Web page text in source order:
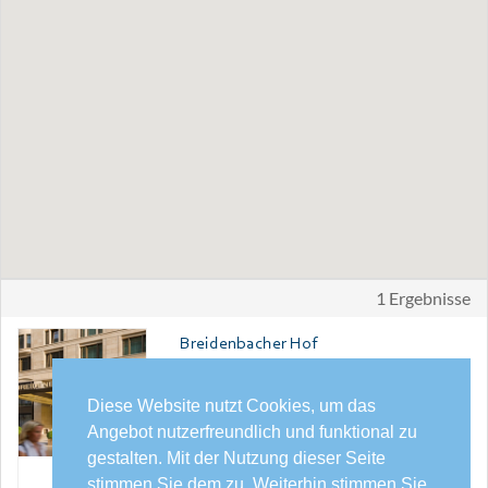
Diese Website nutzt Cookies, um das
Angebot nutzerfreundlich und funktional zu
gestalten. Mit der Nutzung dieser Seite
1 Ergebnisse
Breidenbacher Hof
Der legendäre Breidenbacher Hof im Herzen
Düsseldorfs verspricht Luxus, Komfort und
individuellen Service auf höchstem Niveau.
auf Anfrage